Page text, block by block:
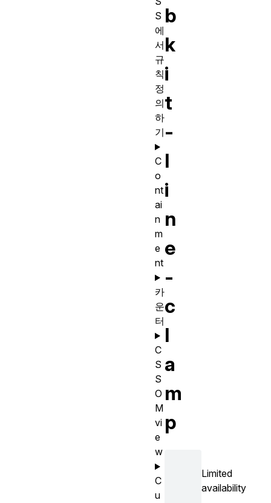
b
k
i
t
-
l
i
n
e
-
c
l
a
m
p
Limited
availability
S
에
서
규
칙
정
의
하
기
C
o
nt
ai
n
m
e
nt
카
운
터
C
S
S
O
M
vi
e
w
C
u